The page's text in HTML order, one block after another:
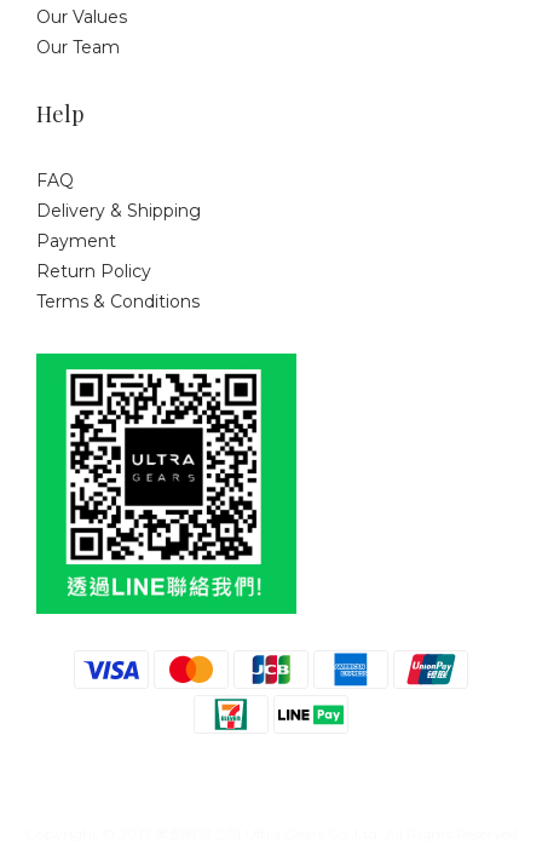
Our Values
Our Team
Help
FAQ
Delivery & Shipping
Payment
Return Policy
Terms & Conditions